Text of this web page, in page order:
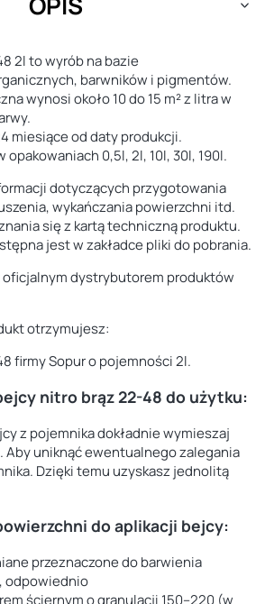
2l to wyrób na bazie
barwników i pigmentów.
wynosi około 10 do 15 m² z litra w
miesiące od daty produkcji.
0,5l, 2l, 10l, 30l, 190l.
dotyczących przygotowania
wykańczania powierzchni itd.
się z kartą techniczną produktu.
jest w zakładce pliki do pobrania.
oficjalnym dystrybutorem produktów
otrzymujesz:
firmy Sopur o pojemności 2l.
nitro brąz 22-48 do użytku:
z pojemnika dokładnie wymieszaj
Aby uniknąć ewentualnego zalegania
Dzięki temu uzyskasz jednolitą
do aplikacji bejcy:
przeznaczone do barwienia
odpowiednio
ściernym o granulacji 150–220 (w